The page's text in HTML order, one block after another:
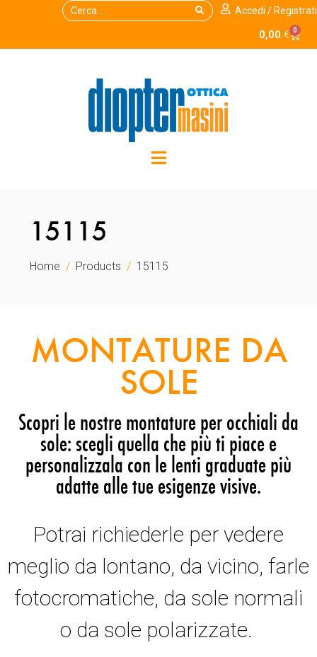
Accedi / Registrati
0,00 € 0
15115
Home Products 15115
MONTATURE DA
SOLE
Scopri le nostre montature per occhiali da
sole: scegli quella che più ti piace e
personalizzala con le lenti graduate più
adatte alle tue esigenze visive.
Potrai richiederle per vedere
meglio da lontano, da vicino, farle
fotocromatiche, da sole normali
o da sole polarizzate.